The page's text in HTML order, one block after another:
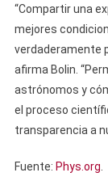
“Compartir una
mejores
verdaderamente
afirma Bolin.
astrónomos y
el proceso
transparencia a
Fuente: Phys.org